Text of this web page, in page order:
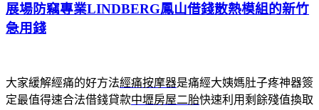
於
展場防竊專業LINDBERG鳳山借錢散熱模組的新竹
急用錢
大家緩解經痛的好方法經痛按摩器是痛經大姨媽肚子疼神器簽
定最值得速合法借錢貸款中壢房屋二胎快速利用剩餘殘值換取